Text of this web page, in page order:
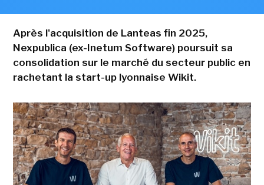
Après l'acquisition de Lanteas fin 2025,
Nexpublica (ex-Inetum Software) poursuit sa
consolidation sur le marché du secteur public en
rachetant la start-up lyonnaise Wikit.